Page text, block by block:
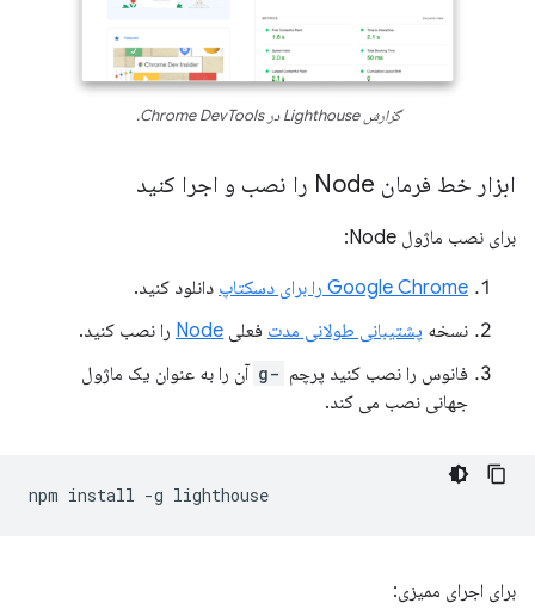
گزارش Lighthouse در Chrome DevTools.
ابزار خط فرمان Node را نصب و اجرا کنید
برای نصب ماژول Node:
Google Chrome را برای دسکتاپ
دانلود کنید.
نسخه پشتیبانی طولانی مدت فعلی Node را نصب کنید.
فانوس را نصب کنید پرچم -g
آن را به عنوان یک ماژول
جهانی نصب می کند.
npm install -g
برای اجرای ممیزی: